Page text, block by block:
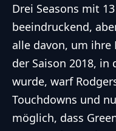
Drei Seasons mit
beeindruckend,
alle davon, um ihre
der Saison 2018, in
wurde, warf
Touchdowns und
möglich, dass